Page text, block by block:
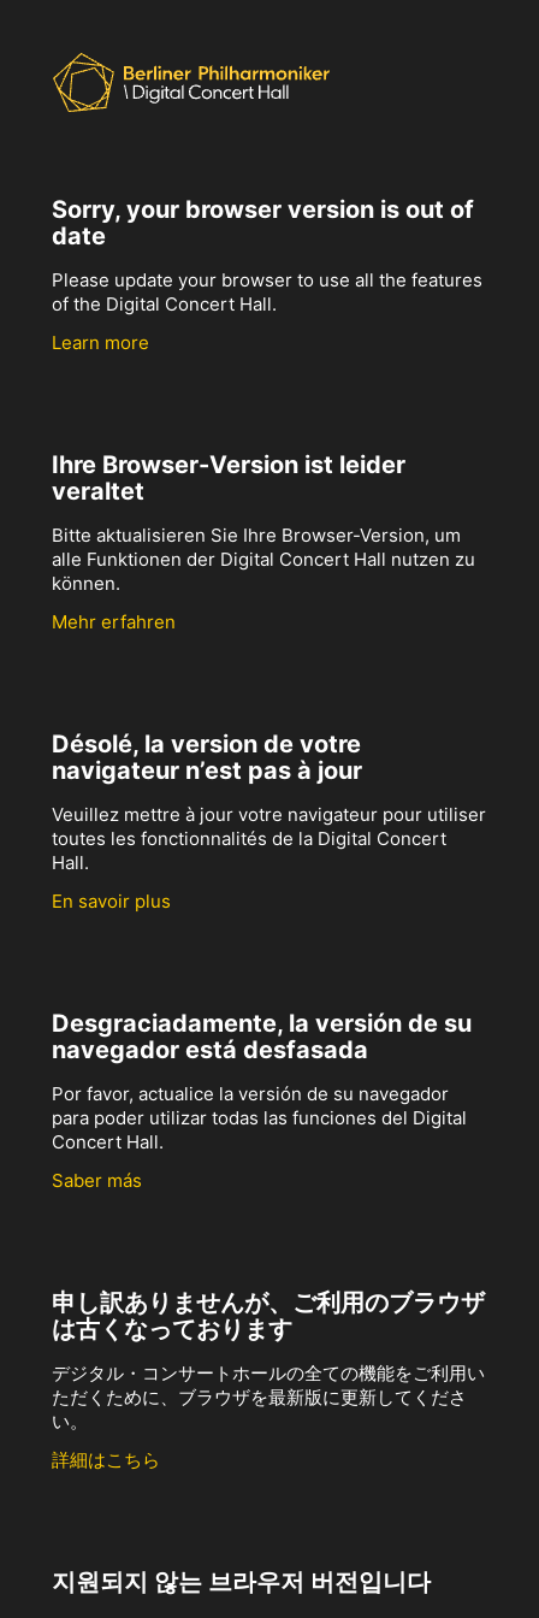
Sorry, your browser version is out of
date
Please update your browser to use all the features
of the Digital Concert Hall.
Learn more
Ihre Browser-Version ist leider
veraltet
Bitte aktualisieren Sie Ihre Browser-Version, um
alle Funktionen der Digital Concert Hall nutzen zu
können.
Mehr erfahren
Désolé, la version de votre
navigateur n’est pas à jour
Veuillez mettre à jour votre navigateur pour utiliser
toutes les fonctionnalités de la Digital Concert
Hall.
En savoir plus
Desgraciadamente, la versión de su
navegador está desfasada
Por favor, actualice la versión de su navegador
para poder utilizar todas las funciones del Digital
Concert Hall.
Saber más
申し訳ありませんが、ご利用のブラウザ
は古くなっております
デジタル・コンサートホールの全ての機能をご利用い
ただくために、ブラウザを最新版に更新してくださ
い。
詳細はこちら
지원되지 않는 브라우저 버전입니다